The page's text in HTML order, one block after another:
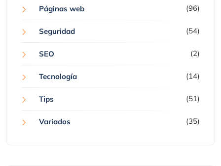
Páginas web (96)
Seguridad (54)
SEO (2)
Tecnología (14)
Tips (51)
Variados (35)